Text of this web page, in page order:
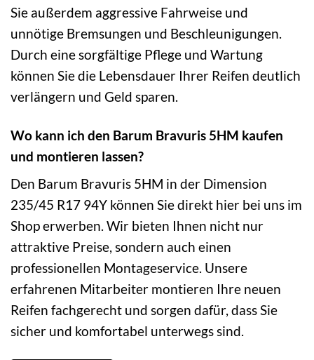
Sie außerdem aggressive Fahrweise und
unnötige Bremsungen und Beschleunigungen.
Durch eine sorgfältige Pflege und Wartung
können Sie die Lebensdauer Ihrer Reifen deutlich
verlängern und Geld sparen.
Wo kann ich den Barum Bravuris 5HM kaufen
und montieren lassen?
Den Barum Bravuris 5HM in der Dimension
235/45 R17 94Y können Sie direkt hier bei uns im
Shop erwerben. Wir bieten Ihnen nicht nur
attraktive Preise, sondern auch einen
professionellen Montageservice. Unsere
erfahrenen Mitarbeiter montieren Ihre neuen
Reifen fachgerecht und sorgen dafür, dass Sie
sicher und komfortabel unterwegs sind.